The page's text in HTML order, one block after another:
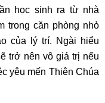
học sinh ra từ nhà
trong căn phòng nhỏ
của lý trí. Ngài hiểu
trở nên vô giá trị nếu
yêu mến Thiên Chúa